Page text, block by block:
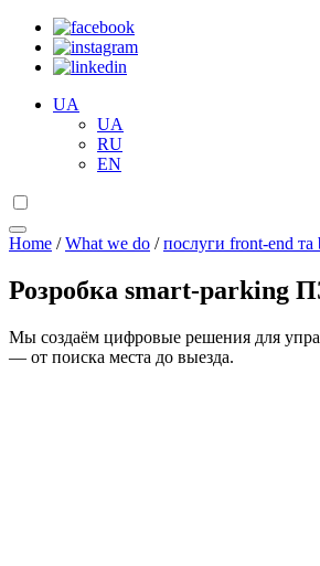
UA
UA
RU
EN
Home /What we do /послуги front-end та
Розробка smart-parking
Мы создаём цифровые решения для
— от поиска места до выезда.